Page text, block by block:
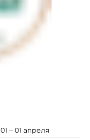
01 – 01 апреля